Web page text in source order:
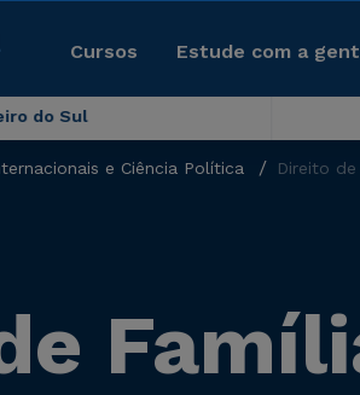
Cursos Estude com a
do Sul
e Ciência Política Direito